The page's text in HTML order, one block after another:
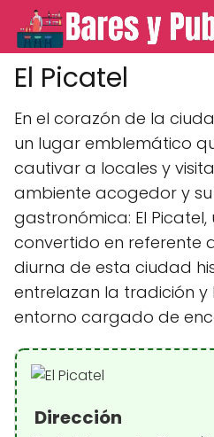
El Picatel
En el corazón de la
un lugar emblemático
cautivar a locales y
ambiente acogedor y
gastronómica: El
convertido en referente
diurna de esta ciudad
entrelazan la tradición
entorno cargado de
Dirección